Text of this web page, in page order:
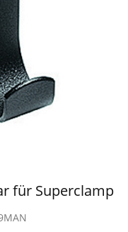
für Superclamp